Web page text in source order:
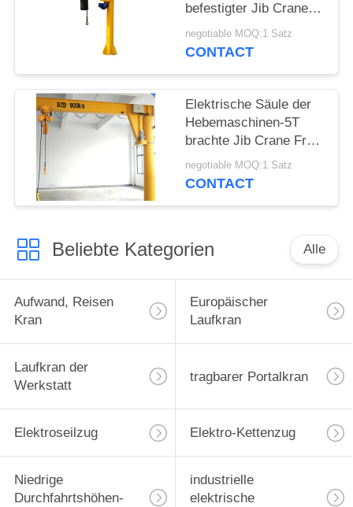
befestigter Jib Crane
Compact Design der
Tonnen-360
negotiable MOQ:1 Satz
CONTACT
Elektrische Säule der
Hebemaschinen-5T
brachte Jib Crane Free
Standing an
negotiable MOQ:1 Satz
CONTACT
Beliebte Kategorien Alle
Aufwand, Reisen
Kran
Europäischer
Laufkran
Laufkran der
Werkstatt
tragbarer Portalkran
Elektroseilzug Elektro-Kettenzug
Niedrige
Durchfahrtshöhen-
industrielle
elektrische